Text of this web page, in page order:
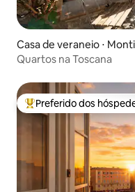
Casa de veraneio ⋅
Quartos na Toscana
Entre os melhores
Preferido dos